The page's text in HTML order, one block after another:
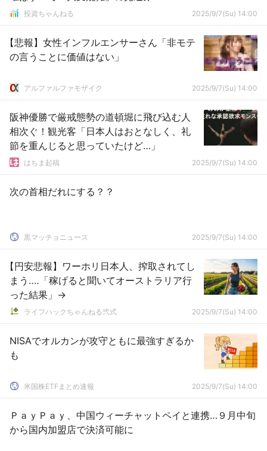
投資ちゃんねる 2025/9/7(Su) 14:00
【悲報】女性インフルエンサーさん「非モテ
の言うことに価値はない」
アルファルファモザイク 2025/9/7(Su) 14:00
阪神優勝で厳戒態勢の道頓堀に飛び込む人
相次ぐ！観光客「日本人はおとなしく、礼
節を重んじると思っていたけど…」
はちま起稿 2025/9/7(Su) 14:00
次の首相だれにする？？
黒マッチョニュース 2025/9/7(Su) 14:00
【円安悲報】ワーホリ日本人、搾取されてし
まう‥‥「稼げると聞いてオーストラリア行
った結果」→
ライフハックちゃんねる弐式 2025/9/7(Su) 14:00
NISAでオルカンが攻守ともに最強すぎるか
も
米国株ETFまとめ速報 2025/9/7(Su) 14:00
ＰａｙＰａｙ、中国ウィーチャットペイと連携…９月中旬
から国内加盟店で決済可能に